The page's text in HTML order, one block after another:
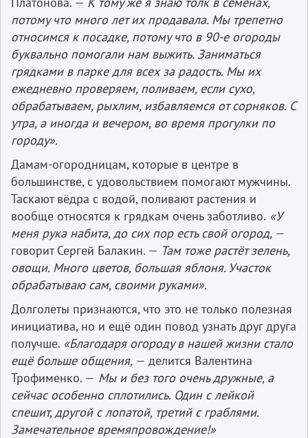
потому что много лет их продавала. Мы трепетно
относимся к посадке, потому что в 90-е огороды
буквально помогали нам выжить. Заниматься
грядками в парке для всех за радость. Мы их
ежедневно проверяем, поливаем, если сухо,
обрабатываем, рыхлим, избавляемся от сорняков. С
утра, а иногда и вечером, во время прогулки по
городу».
Дамам-огородницам, которые в центре в
большинстве, с удовольствием помогают мужчины.
Таскают вёдра с водой, поливают растения и
вообще относятся к грядкам очень заботливо. «У
меня рука набита, до сих пор есть свой огород, —
говорит Сергей Балакин. — Там тоже растёт зелень,
овощи. Много цветов, большая яблоня. Участок
обрабатываю сам, своими руками».
Долголеты признаются, что это не только полезная
инициатива, но и ещё один повод узнать друг друга
получше. «Благодаря огороду в нашей жизни стало
ещё больше общения, — делится Валентина
Трофименко. — Мы и без того очень дружные, а
сейчас особенно сплотились. Один с лейкой
спешит, другой с лопатой, третий с граблями.
Замечательное времяпровождение!»